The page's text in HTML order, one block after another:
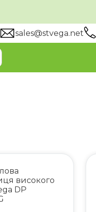
sales@stvega.net